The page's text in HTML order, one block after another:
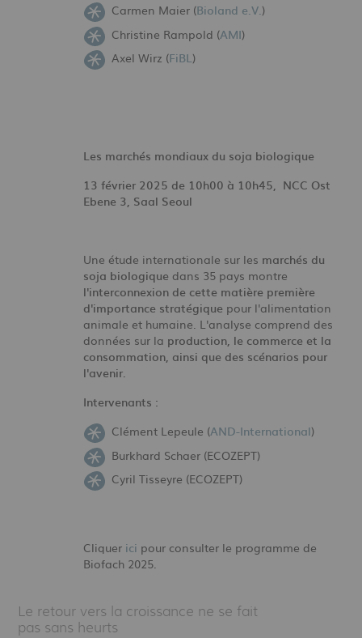
Carmen Maier (Bioland e.V.)
Christine Rampold (AMI)
Axel Wirz (FiBL)
Les marchés mondiaux du soja biologique
13 février 2025 de 10h00 à 10h45, NCC Ost
Ebene 3, Saal Seoul
Une étude internationale sur les marchés du
soja biologique dans 35 pays montre
l'interconnexion de cette matière première
d'importance stratégique pour l'alimentation
animale et humaine. L'analyse comprend des
données sur la production, le commerce et la
consommation, ainsi que des scénarios pour
l'avenir.
Intervenants :
Clément Lepeule (AND-International)
Burkhard Schaer (ECOZEPT)
Cyril Tisseyre (ECOZEPT)
Cliquer ici pour consulter le programme de
Biofach 2025.
Le retour vers la croissance ne se fait
pas sans heurts